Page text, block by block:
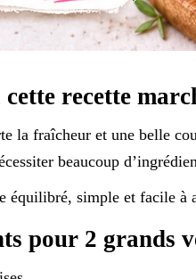
recette
la fraîcheur et une belle
beaucoup
équilibré, simple et facile à
pour 2 grands